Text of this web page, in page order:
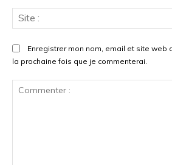
Enregistrer mon nom, email et site web
la prochaine fois que je commenterai.